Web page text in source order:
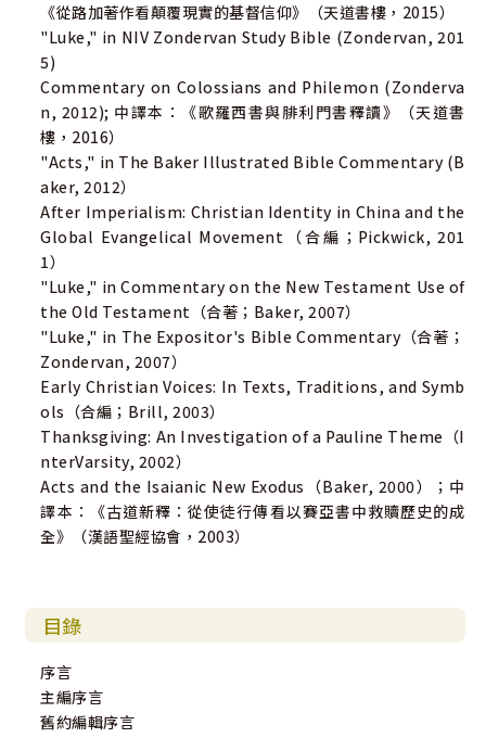
《從路加著作看顛覆現實的基督信仰》（天道書樓，2015）
"Luke," in NIV Zondervan Study Bible (Zondervan, 201
5)
Commentary on Colossians and Philemon (Zonderva
n, 2012); 中譯本：《歌羅西書與腓利門書釋讀》（天道書
樓，2016）
"Acts," in The Baker Illustrated Bible Commentary (B
aker, 2012）
After Imperialism: Christian Identity in China and the
Global Evangelical Movement（合編；Pickwick, 201
1）
"Luke," in Commentary on the New Testament Use of
the Old Testament（合著；Baker, 2007）
"Luke," in The Expositor's Bible Commentary（合著；
Zondervan, 2007）
Early Christian Voices: In Texts, Traditions, and Symb
ols（合編；Brill, 2003）
Thanksgiving: An Investigation of a Pauline Theme（I
nterVarsity, 2002）
Acts and the Isaianic New Exodus（Baker, 2000）；中
譯本：《古道新釋：從使徒行傳看以賽亞書中救贖歷史的成
全》（漢語聖經協會，2003）
目錄
序言
主編序言
舊約編輯序言